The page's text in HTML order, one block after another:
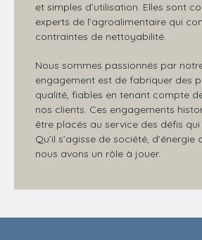
et simples d’utilisation. Elles sont
experts de l’agroalimentaire qui
contraintes de nettoyabilité.
Nous sommes passionnés par
engagement est de fabriquer des
qualité, fiables en tenant compte
nos clients. Ces engagements
être placés au service des défis
Qu’il s’agisse de société,
nous avons un rôle à jouer.